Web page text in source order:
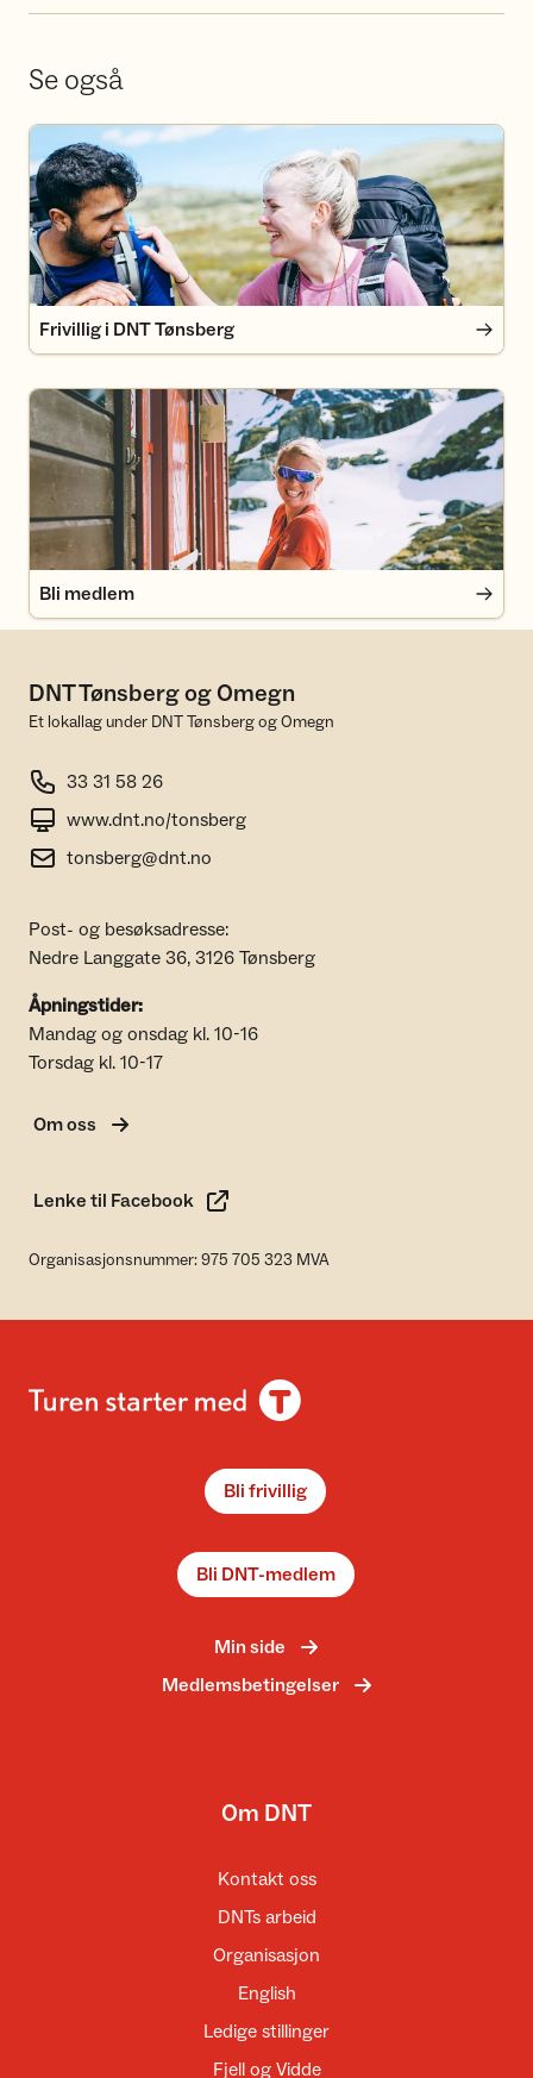
Se også
Frivillig i DNT Tønsberg
Frivillig i DNT Tønsberg
Bli medlem
Bli medlem
DNT Tønsberg og Omegn
Et lokallag under DNT Tønsberg og Omegn
33 31 58 26
www.dnt.no/tonsberg
tonsberg@dnt.no
Post- og besøksadresse:
Nedre Langgate 36, 3126 Tønsberg
Åpningstider:
Mandag og onsdag kl. 10-16
Torsdag kl. 10-17
Om oss
Lenke til Facebook
Organisasjonsnummer: 975 705 323 MVA
Bli frivillig
Bli DNT-medlem
Min side
Medlemsbetingelser
Om DNT
Kontakt oss
DNTs arbeid
Organisasjon
English
Ledige stillinger
Fjell og Vidde